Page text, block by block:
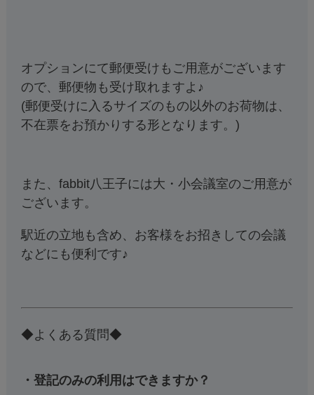
オプションにて郵便受けもご用意がございます
ので、郵便物も受け取れますよ♪
(郵便受けに入るサイズのもの以外のお荷物は、
不在票をお預かりする形となります。)
また、fabbit八王子には大・小会議室のご用意が
ございます。
駅近の立地も含め、お客様をお招きしての会議
などにも便利です♪
◆よくある質問◆
・登記のみの利用はできますか？